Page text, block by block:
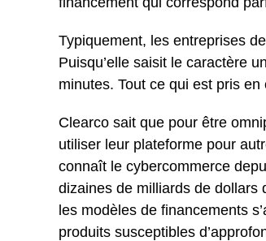
Typiquement, les entreprises
Puisqu’elle saisit le caractère
minutes. Tout ce qui est pris
Clearco sait que pour être
utiliser leur plateforme pour
connaît le cybercommerce
dizaines de milliards de dollars
les modèles de financements
produits susceptibles